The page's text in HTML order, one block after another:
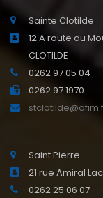
Sainte Clotilde
12 A route du
CLOTILDE
0262 97 05 04
0262 97 1970
Saint Pierre
21 rue Amiral
0262 25 06 07